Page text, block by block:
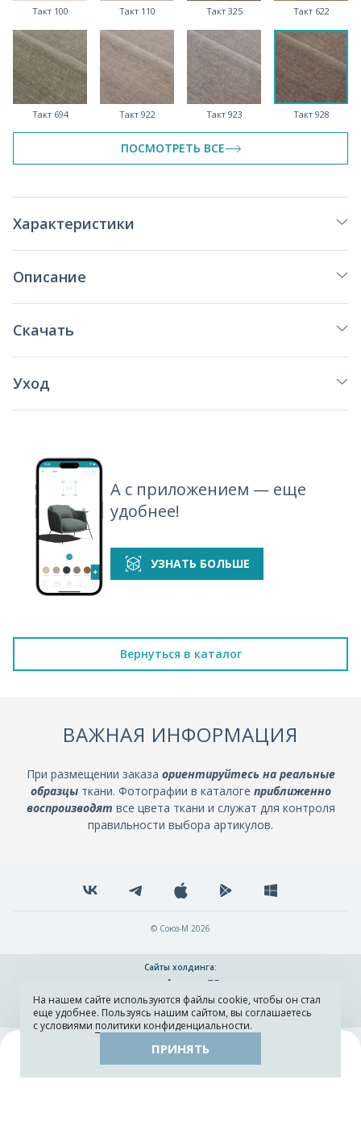
Каталог Остатки тканей
Такт 100 Такт 110 Такт 325 Такт 622
Такт 694 Такт 922 Такт 923 Такт 928
ПОСМОТРЕТЬ ВСЕ
Характеристики
Описание
Скачать
Уход
А с приложением — еще
удобнее!
УЗНАТЬ БОЛЬШЕ
Вернуться в каталог
ВАЖНАЯ ИНФОРМАЦИЯ
При размещении заказа ориентируйтесь на реальные
образцыткани. Фотографии в каталоге приближенно
воспроизводят все цвета ткани и служат для контроля
правильности выбора артикулов.
© Союз-М 2026
Сайты холдинга:
Разработка и поддержка сайта ADN
На нашем сайте используются файлы cookie, чтобы он стал
еще удобнее. Пользуясь нашим сайтом, вы соглашаетесь
с условиями политики конфиденциальности.
ПРИНЯТЬ